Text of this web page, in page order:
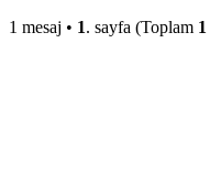
1 mesaj • 1. sayfa (Toplam 1